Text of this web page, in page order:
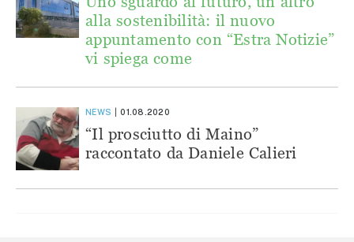
alla sostenibilità: il nuovo
appuntamento con “Estra Notizie”
vi spiega come
NEWS 01.08.2020
“Il prosciutto di Maino”
raccontato da Daniele Calieri